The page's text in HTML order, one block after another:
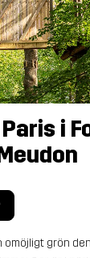
i
omöjligt grön